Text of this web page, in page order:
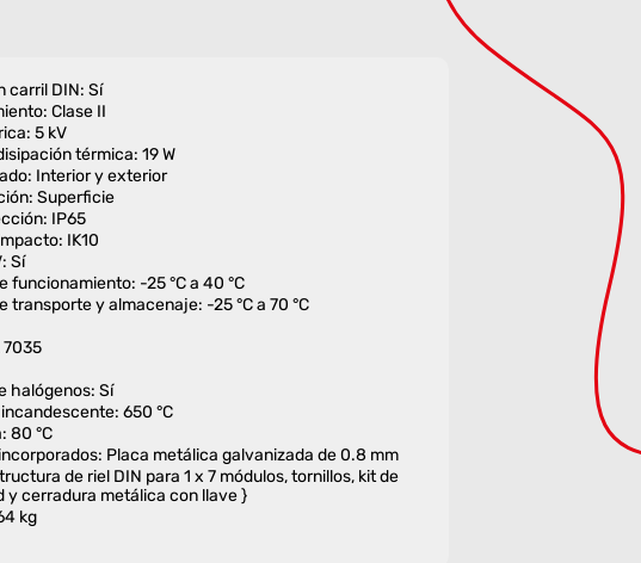
carril DIN: Sí
Clase II
5 kV
térmica: 19 W
Interior y exterior
Superficie
IP65
IK10
Sí
funcionamiento: -25 °C a 40 °C
transporte y almacenaje: -25 °C a 70 °C
7035
halógenos: Sí
650 °C
80 °C
Placa metálica galvanizada de 0.8 mm
de riel DIN para 1 x 7 módulos, tornillos, kit de
y cerradura metálica con llave }
kg